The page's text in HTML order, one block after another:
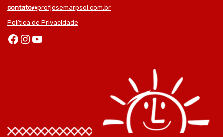
contato@profjosemarpsol.com.br
Política de Privacidade
Facebook Instagram Youtube